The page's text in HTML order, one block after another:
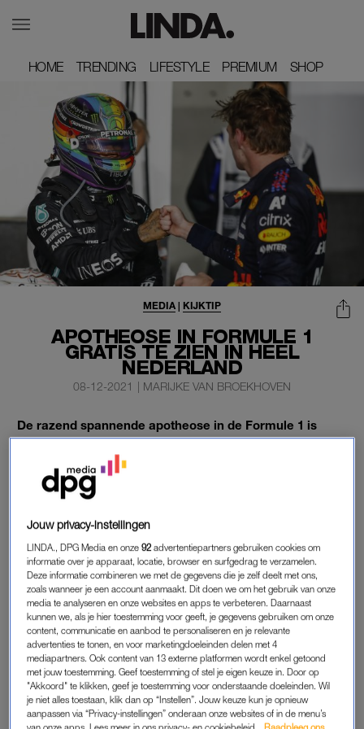
HOME
HOME TRENDING
TRENDING LIFESTYLE
LIFESTYLE PREMIUM
PREMIUM SHOP
SHOP
APOTHEOSE IN FORMULE 1
GRATIS TE ZIEN IN HEEL
NEDERLAND
MEDIA | KIJKTIP
08-12-2021 | MARIJKE VAN BROEKHOVEN
De razend spannende apotheose in de Formule 1 is
zondag in heel Nederland gratis te bekijken.
Rechtenhouder Ziggo maakt de uitzendingen van Ziggo
Sport komend weekeinde voor iedereen beschikbaar.
Hamilton (Mercedes) om de overwinning in de laatste race van
het F1-seizoen.
FORMULE 1
Verstappen en zevenvoudig wereldkampioen Hamilton staan
gelijk in de WK-stand. Daarom is de laatste race in de
Verenigde Arabische Emiraten allesbeslissend.
“Van vrijdag 10 december tot en met maandag 13 december
zijn alle vrije trainingen, de kwalificatie en de race van de
Jouw privacy-instellingen
LINDA., DPG Media en onze92 advertentiepartners gebruiken cookies om
informatie over je apparaat, locatie, browser en surfgedrag te verzamelen.
Deze informatie combineren we met de gegevens die je zelf deelt met ons,
zoals wanneer je een account aanmaakt. Dit doen we om het gebruik van onze
media te analyseren en onze websites en apps te verbeteren. Daarnaast
kunnen we, als je hier toestemming voor geeft, je gegevens gebruiken om onze
content, communicatie en aanbod te personaliseren en je relevante
advertenties te tonen, en voor marketingdoeleinden delen met 4
mediapartners. Ook content van 13 externe platformen wordt enkel getoond
met jouw toestemming. Geef toestemming of stel je eigen keuze in. Door op
"Akkoord" te klikken, geef je toestemming voor onderstaande doeleinden. Wil
je niet alles toestaan, klik dan op “Instellen”. Jouw keuze kun je opnieuw
aanpassen via “Privacy-instellingen” onderaan onze websites of in de menu’s